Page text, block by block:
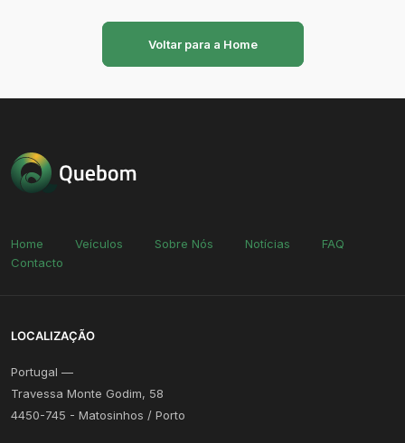
Voltar para a Home
Home Veículos Sobre Nós Notícias
FAQ
Contacto
LOCALIZAÇÃO
Portugal —
Travessa Monte Godim, 58
4450-745 - Matosinhos / Porto